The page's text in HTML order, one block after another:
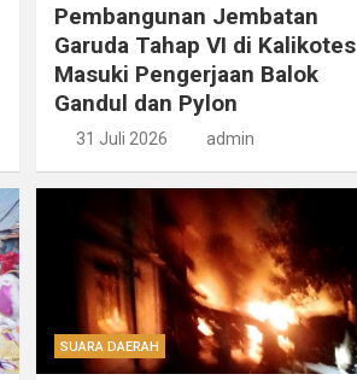
Pembangunan Jembatan
Garuda Tahap VI di Kalikotes
Masuki Pengerjaan Balok
Gandul dan Pylon
31 Juli 2026 admin
SUARA DAERAH